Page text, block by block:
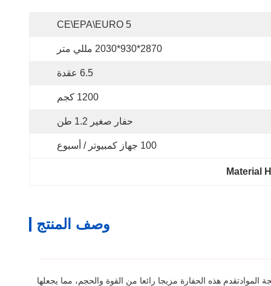
CE\EPA\EURO 5
2870*930*2030 مللي متر
6.5 عقدة
1200 كجم
حفار صغير 1.2 طن
100 جهاز كمبيوتر / أسبوع
Material
وصف المنتج
هذه الحفارة مزيجا رائعا من القوة والحجم، مما يجعلها